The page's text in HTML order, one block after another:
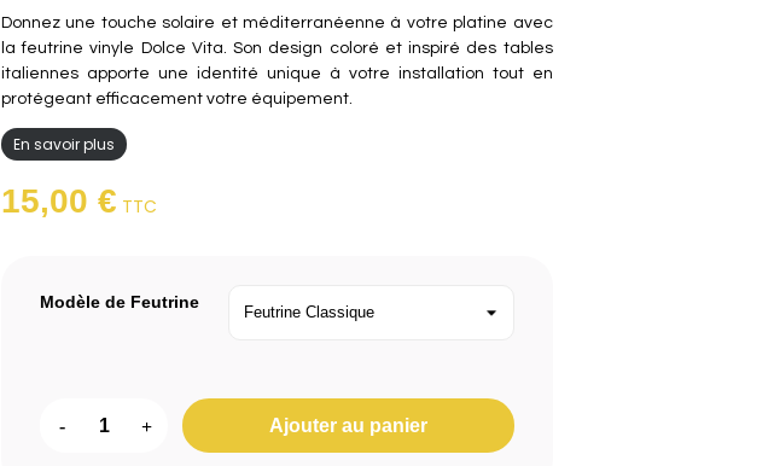
Donnez une touche solaire et méditerranéenne à votre platine avec
la feutrine vinyle Dolce Vita. Son design coloré et inspiré des tables
italiennes apporte une identité unique à votre installation tout en
protégeant efficacement votre équipement.
En savoir plus
15,00 € TTC
Modèle de Feutrine
- + Ajouter au panier